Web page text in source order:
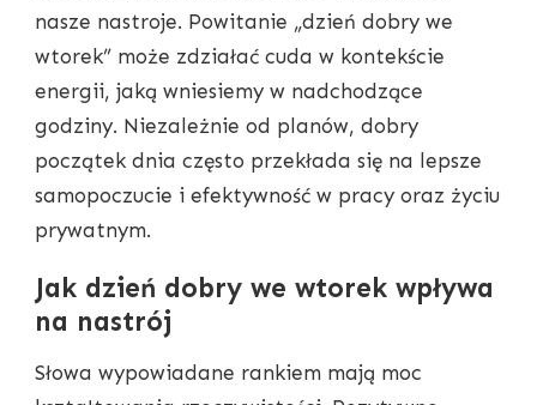
nasze nastroje. Powitanie „dzień dobry we
wtorek” może zdziałać cuda w kontekście
energii, jaką wniesiemy w nadchodzące
godziny. Niezależnie od planów, dobry
początek dnia często przekłada się na lepsze
samopoczucie i efektywność w pracy oraz życiu
prywatnym.
Jak dzień dobry we wtorek wpływa
na nastrój
Słowa wypowiadane rankiem mają moc